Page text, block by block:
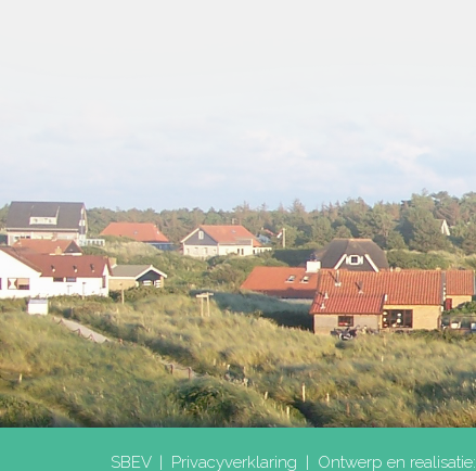
SBEV | Privacyverklaring | Ontwerp en realisatie: